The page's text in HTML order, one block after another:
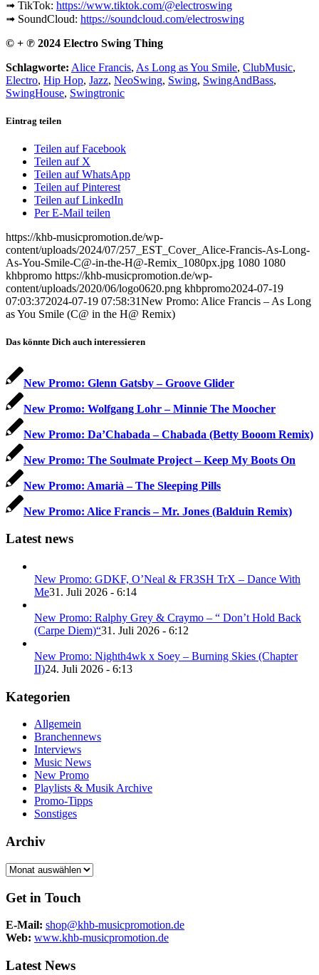
➟ TikTok: https://www.tiktok.com/@electroswing
➟ SoundCloud: https://soundcloud.com/electroswing
© + ℗ 2024 Electro Swing Thing
Schlagworte: Alice Francis, As Long as You Smile, ClubMusic,
Electro, Hip Hop, Jazz, NeoSwing, Swing, SwingAndBass,
SwingHouse, Swingtronic
Eintrag teilen
Teilen auf Facebook
Teilen auf X
Teilen auf WhatsApp
Teilen auf Pinterest
Teilen auf LinkedIn
Per E-Mail teilen
https://khb-musicpromotion.de/wp-
content/uploads/2024/07/257_EST_Cover_Alice-Francis-As-Long-
As-You-Smile-C@-in-the-H@-Remix_1080px.jpg 1080 1080
khbpromo https://khb-musicpromotion.de/wp-
content/uploads/2020/06/logo0620.png khbpromo2024-07-19
07:03:372024-07-19 07:58:31New Promo: Alice Francis – As Long
as You Smile (C@ in the H@ Remix)
Das könnte Dich auch interessieren
New Promo: Glenn Gatsby – Groove Glider
New Promo: Wolfgang Lohr – Minnie The Moocher
New Promo: Da’Chabada – Chabada (Betty Booom Remix)
New Promo: The Soulmate Project – Keep My Boots On
New Promo: Amarià – The Sleeping Pills
New Promo: Alice Francis – Mr. Jones (Balduin Remix)
Latest news
New Promo: GDKF, O’Neal & FR3SH TrX – Dance With
Me31. Juli 2026 - 6:14
New Promo: Ralphy Grey & Craymo – “ Don’t Hold Back
(Carpe Diem)“31. Juli 2026 - 6:12
New Promo: Nighth4wk x Soey – Burning Skies (Chapter
II)24. Juli 2026 - 6:13
Kategorien
Allgemein
Branchennews
Interviews
Music News
New Promo
Playlists & Musik Archive
Promo-Tipps
Sonstiges
Archiv
Archiv
Get in Touch
E-Mail: shop@khb-musicpromotion.de
Web: www.khb-musicpromotion.de
Latest News